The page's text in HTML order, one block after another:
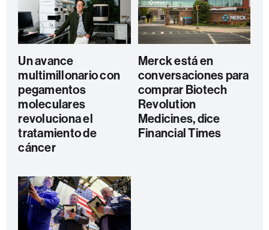
Un avance
multimillonario con
pegamentos
moleculares
revoluciona el
tratamiento de
cáncer
Merck está en
conversaciones para
comprar Biotech
Revolution
Medicines, dice
Financial Times